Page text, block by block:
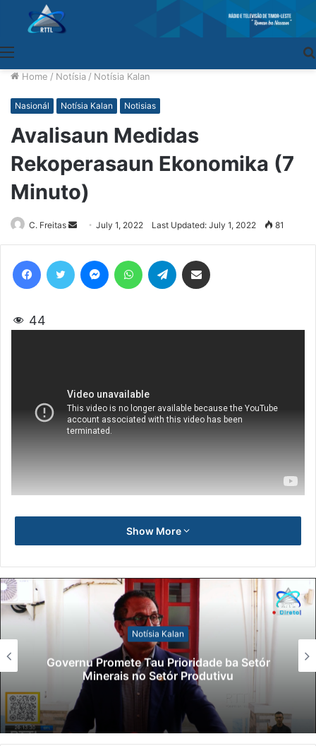
Home / Notísia / Notísia Kalan
Nasionál Notísia Kalan Notisias
Avalisaun Medidas
Rekoperasaun Ekonomika (7
Minuto)
C. Freitas
Send
an
email
July 1, 2022 Last Updated: July 1, 2022 81
44
Show More
Notísia Kalan
Governu Promete Tau Prioridade ba Setór
Minerais no Setór Produtivu